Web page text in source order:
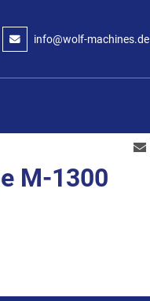
info@wolf-machines.de
M-1300